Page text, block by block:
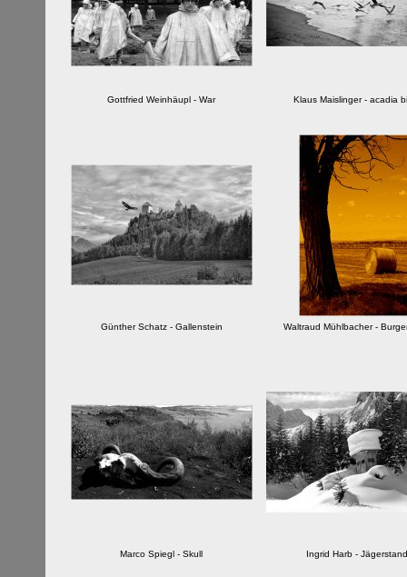
Gottfried Weinhäupl - War Klaus Maislinger - acadia
Günther Schatz - Gallenstein Waltraud Mühlbacher -
Marco Spiegl - Skull Ingrid Harb - Jägerstand